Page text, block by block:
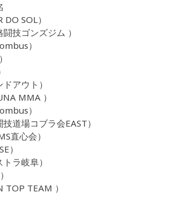
SOL）
技ゴンズジム ）
）
アウト）
MMA ）
）
道場コブラ会EAST）
直心会）
）
ラ岐阜）
TEAM ）